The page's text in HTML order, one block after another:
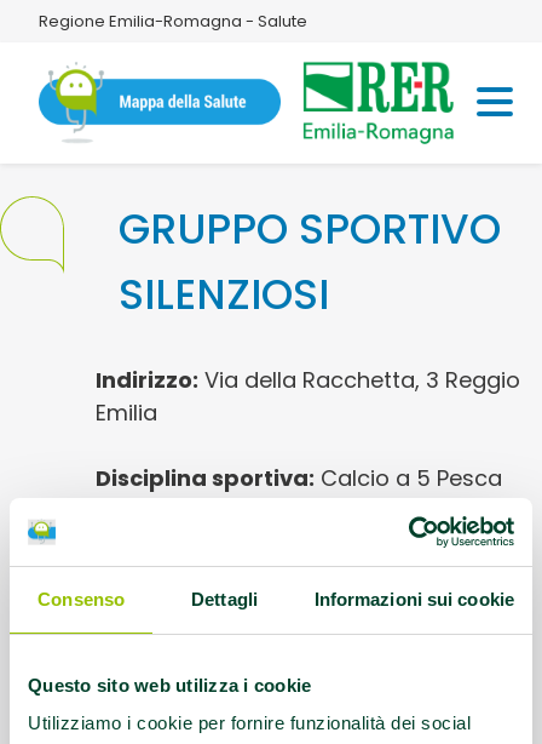
Consenso Dettagli Informazioni sui cookie
Questo sito web utilizza i cookie
Utilizziamo i cookie per fornire funzionalità dei social
Regione Emilia-Romagna - Salute
GRUPPO SPORTIVO
SILENZIOSI
Indirizzo: Via della Racchetta, 3 Reggio
Emilia
Disciplina sportiva: Calcio a 5 Pesca
Referente:Menozzi Gianfranco
Contatti:0522-434933;
gssreggioemilia@alice.it